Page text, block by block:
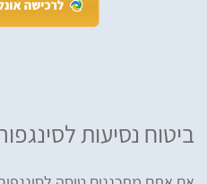
ביטוח נסיעות